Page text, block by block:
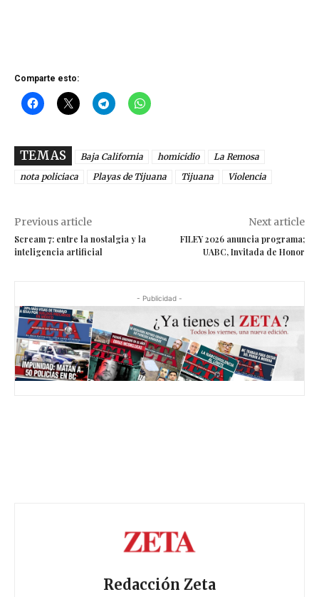
Comparte esto:
TEMAS Baja California homicidio
La Remosa
nota policiaca
Playas de Tijuana Tijuana Violencia
Previous article
Scream 7: entre la nostalgia y la
inteligencia artificial
Next article
FILEY 2026 anuncia programa;
UABC, Invitada de Honor
- Publicidad -
Redacción Zeta